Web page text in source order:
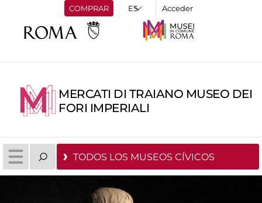
COMPRAR Acceder
MERCATI DI TRAIANO MUSEO DEI
FORI IMPERIALI
TODOS LOS MUSEOS CÍVICOS